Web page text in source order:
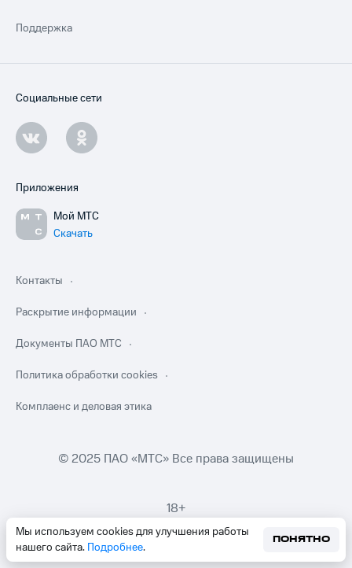
Мы используем cookies для улучшения работы
нашего сайта. Подробнее.
ПОНЯТНО
Поддержка
Социальные сети
Приложения
Мой МТС
Скачать
Контакты
Раскрытие информации
Документы ПАО МТС
Политика обработки cookies
Комплаенс и деловая этика
© 2025 ПАО «МТС» Все права защищены
18+